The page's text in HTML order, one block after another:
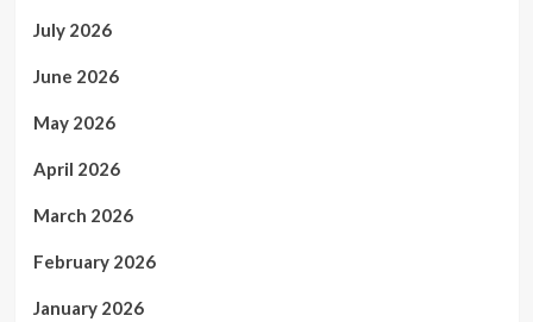
July 2026
June 2026
May 2026
April 2026
March 2026
February 2026
January 2026